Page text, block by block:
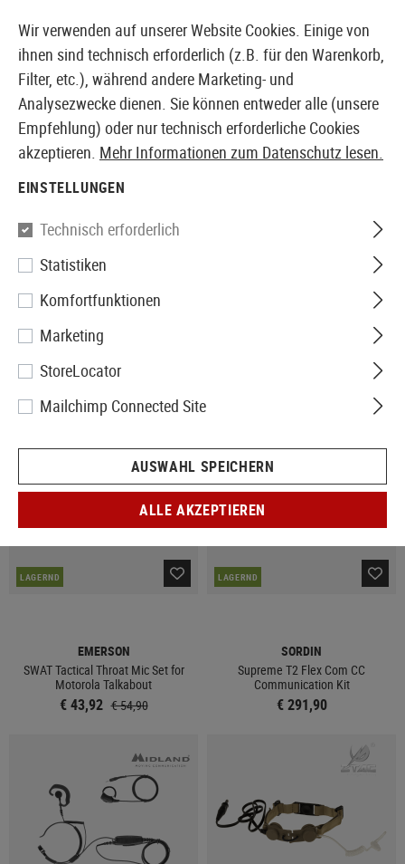
EUROPÄISCHER AIRSOFT SHOP & GROßHÄNDLER
MIKROFONE
5 Produkte
LAGERND
EMERSON
SWAT Tactical Throat Mic Set for
Motorola Talkabout
€ 43,92 € 54,90
LAGERND
SORDIN
Supreme T2 Flex Com CC
Communication Kit
€ 291,90
Wir verwenden auf unserer Website Cookies. Einige von
ihnen sind technisch erforderlich (z.B. für den Warenkorb,
Filter, etc.), während andere Marketing- und
Analysezwecke dienen. Sie können entweder alle (unsere
Empfehlung) oder nur technisch erforderliche Cookies
akzeptieren. Mehr Informationen zum Datenschutz lesen.
EINSTELLUNGEN
Technisch erforderlich
Statistiken
Komfortfunktionen
Marketing
StoreLocator
Mailchimp Connected Site
AUSWAHL SPEICHERN
ALLE AKZEPTIEREN